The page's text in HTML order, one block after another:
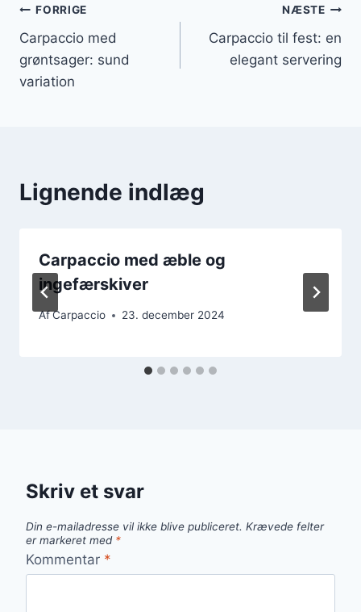
Indlægsnavigation
FORRIGE
Carpaccio med
grøntsager: sund
variation
NÆSTE
Carpaccio til fest: en
elegant servering
Lignende indlæg
Carpaccio med æble og
ingefærskiver
AfCarpaccio 23. december 2024
Skriv et svar
Din e-mailadresse vil ikke blive publiceret. Krævede felter
er markeret med *
Kommentar *